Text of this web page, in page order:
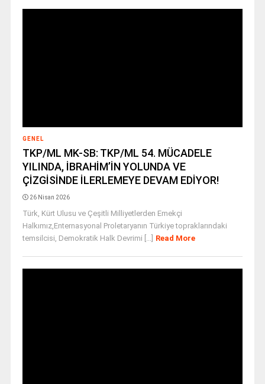
GENEL
TKP/ML MK-SB: TKP/ML 54. MÜCADELE
YILINDA, İBRAHİM’İN YOLUNDA VE
ÇİZGİSİNDE İLERLEMEYE DEVAM EDİYOR!
26 Nisan 2026
Türk, Kürt Ulusu ve Çeşitli Milliyetlerden Emekçi
Halkımız,Enternasyonal Proletaryanın Türkiye topraklarındaki
temsilcisi, Demokratik Halk Devrimi [...] Read More